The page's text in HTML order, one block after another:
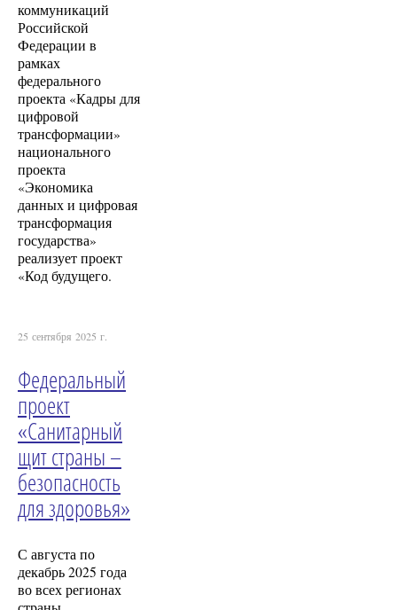
коммуникаций
Российской
Федерации в
рамках
федерального
проекта «Кадры для
цифровой
трансформации»
национального
проекта
«Экономика
данных и цифровая
трансформация
государства»
реализует проект
«Код будущего.
25 сентября 2025 г.
Федеральный
проект
«Санитарный
щит страны –
безопасность
для здоровья»
С августа по
декабрь 2025 года
во всех регионах